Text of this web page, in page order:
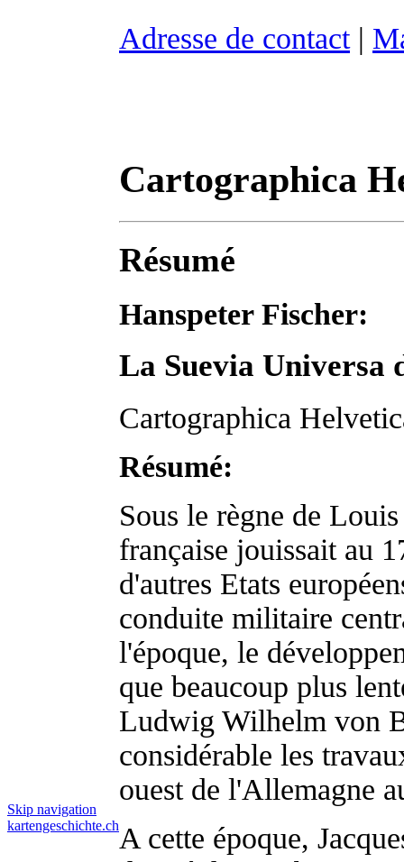
Skip navigation
kartengeschichte.ch
Adresse de contact|
Cartographica
Résumé
Hanspeter Fischer:
La Suevia Universa
Cartographica
Résumé:
Sous le règne de
française jouissait au
d'autres Etats
conduite militaire
l'époque, le
que beaucoup plus
Ludwig Wilhelm von
considérable les
ouest de l'Allemagne
A cette époque,